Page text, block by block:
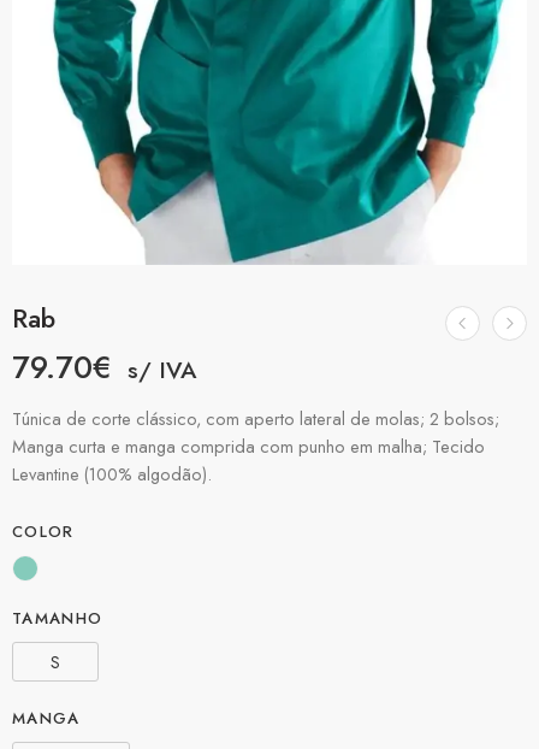
Rab
79.70€ s/ IVA
Túnica de corte clássico, com aperto lateral de molas; 2 bolsos;
Manga curta e manga comprida com punho em malha; Tecido
Levantine (100% algodão).
COLOR
TAMANHO
S
MANGA